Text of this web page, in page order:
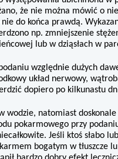
że nie można mówić o
nie do końca prawdą.
np. zmniejszenie
lub w dziąsłach w
względnie dużych
układ nerwowy,
dopiero po kilkunastu
wodzie, natomiast
pokarmowego przy
Jeśli ktoś słabo
bogatym w tłuszcze